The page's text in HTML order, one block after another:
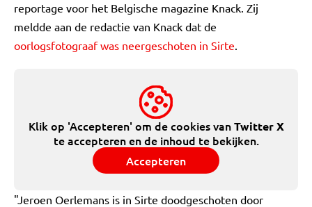
reportage voor het Belgische magazine Knack. Zij
meldde aan de redactie van Knack dat de
oorlogsfotograaf was neergeschoten in Sirte.
Klik op 'Accepteren' om de cookies vanTwitter X
te accepteren en de inhoud te bekijken.
Accepteren
"Jeroen Oerlemans is in Sirte doodgeschoten door